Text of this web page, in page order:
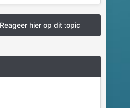
Reageer hier op dit topic